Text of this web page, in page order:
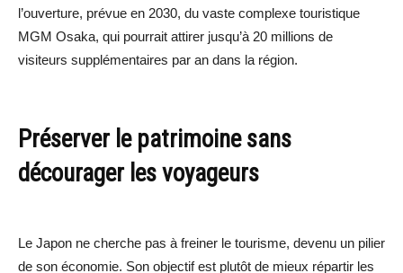
l’ouverture, prévue en 2030, du vaste complexe touristique
MGM Osaka, qui pourrait attirer jusqu’à 20 millions de
visiteurs supplémentaires par an dans la région.
Préserver le patrimoine sans
décourager les voyageurs
Le Japon ne cherche pas à freiner le tourisme, devenu un pilier
de son économie. Son objectif est plutôt de mieux répartir les